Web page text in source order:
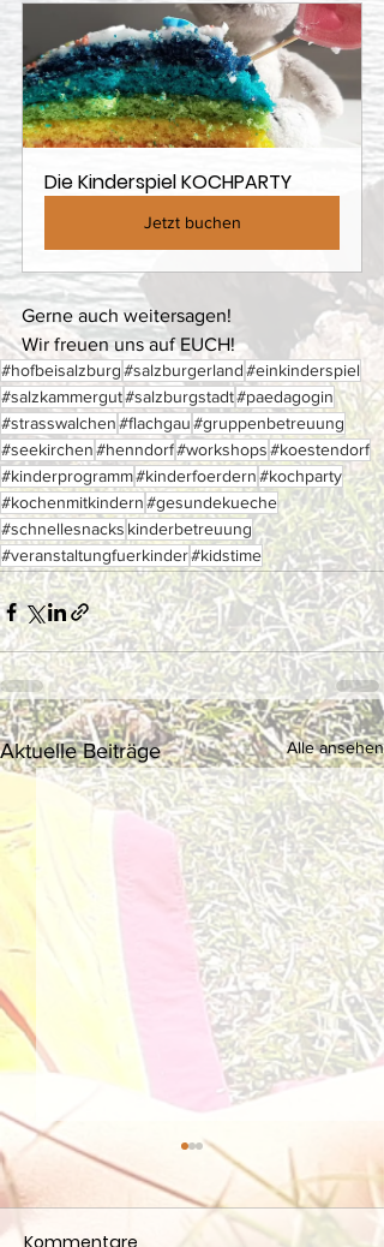
Die Kinderspiel KOCHPARTY
Jetzt buchen
Gerne auch weitersagen!
Wir freuen uns auf EUCH!
#hofbeisalzburg#salzburgerland#einkinderspiel
#salzkammergut#salzburgstadt#paedagogin
#strasswalchen#flachgau#gruppenbetreuung
#seekirchen#henndorf#workshops#koestendorf
#kinderprogramm#kinderfoerdern#kochparty
#kochenmitkindern#gesundekueche
#schnellesnacks kinderbetreuung
#veranstaltungfuerkinder#kidstime
Aktuelle Beiträge Alle ansehen